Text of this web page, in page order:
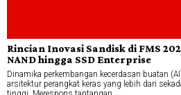
Rincian Inovasi Sandisk di FMS
NAND hingga SSD Enterprise
Dinamika perkembangan kecerdasan buatan
arsitektur perangkat keras yang lebih dari